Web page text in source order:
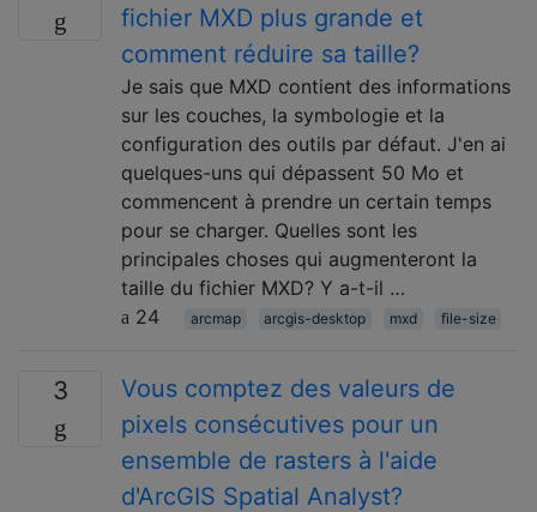
fichier MXD plus grande et
comment réduire sa taille?
Je sais que MXD contient des informations
sur les couches, la symbologie et la
configuration des outils par défaut. J'en ai
quelques-uns qui dépassent 50 Mo et
commencent à prendre un certain temps
pour se charger. Quelles sont les
principales choses qui augmenteront la
taille du fichier MXD? Y a-t-il …
24
arcmap arcgis-desktop mxd file-size
3
Vous comptez des valeurs de
pixels consécutives pour un
ensemble de rasters à l'aide
d'ArcGIS Spatial Analyst?